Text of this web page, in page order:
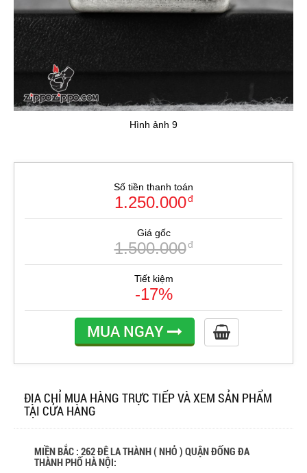
Hình ảnh 9
Số tiền thanh toán
1.250.000đ
Giá gốc
1.500.000đ
Tiết kiệm
-17%
MUA NGAY
ĐỊA CHỈ MUA HÀNG TRỰC TIẾP VÀ XEM SẢN PHẨM
TẠI CỬA HÀNG
MIỀN BẮC : 262 ĐÊ LA THÀNH ( NHỎ ) QUẬN ĐỐNG ĐA
THÀNH PHỐ HÀ NỘI: